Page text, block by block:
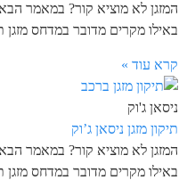
המזגן לא מוציא קור? במאמר הבא
באילו מקרים מדובר במדחס מזגן
קרא עוד »
ניסאן ג'וק
תיקון מזגן ניסאן ג’וק
המזגן לא מוציא קור? במאמר הבא
באילו מקרים מדובר במדחס מזגן